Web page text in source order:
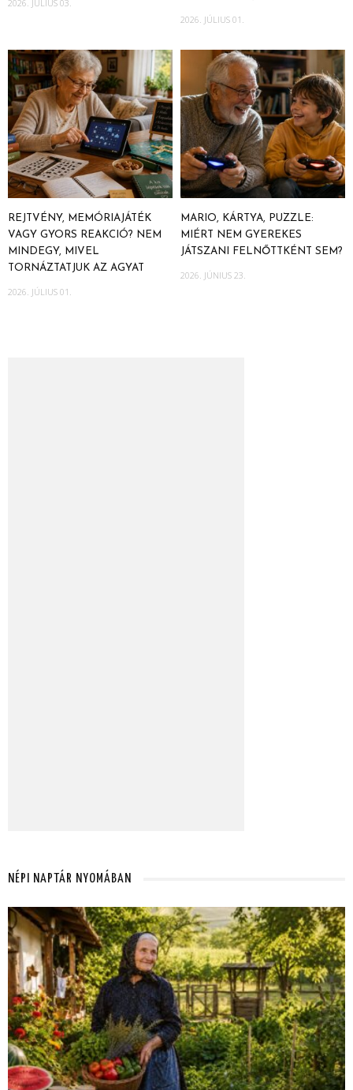
2026. JÚLIUS 03.
2026. JÚLIUS 01.
REJTVÉNY, MEMÓRIAJÁTÉK
VAGY GYORS REAKCIÓ? NEM
MINDEGY, MIVEL
TORNÁZTATJUK AZ AGYAT
2026. JÚLIUS 01.
MARIO, KÁRTYA, PUZZLE:
MIÉRT NEM GYEREKES
JÁTSZANI FELNŐTTKÉNT SEM?
2026. JÚNIUS 23.
NÉPI NAPTÁR NYOMÁBAN